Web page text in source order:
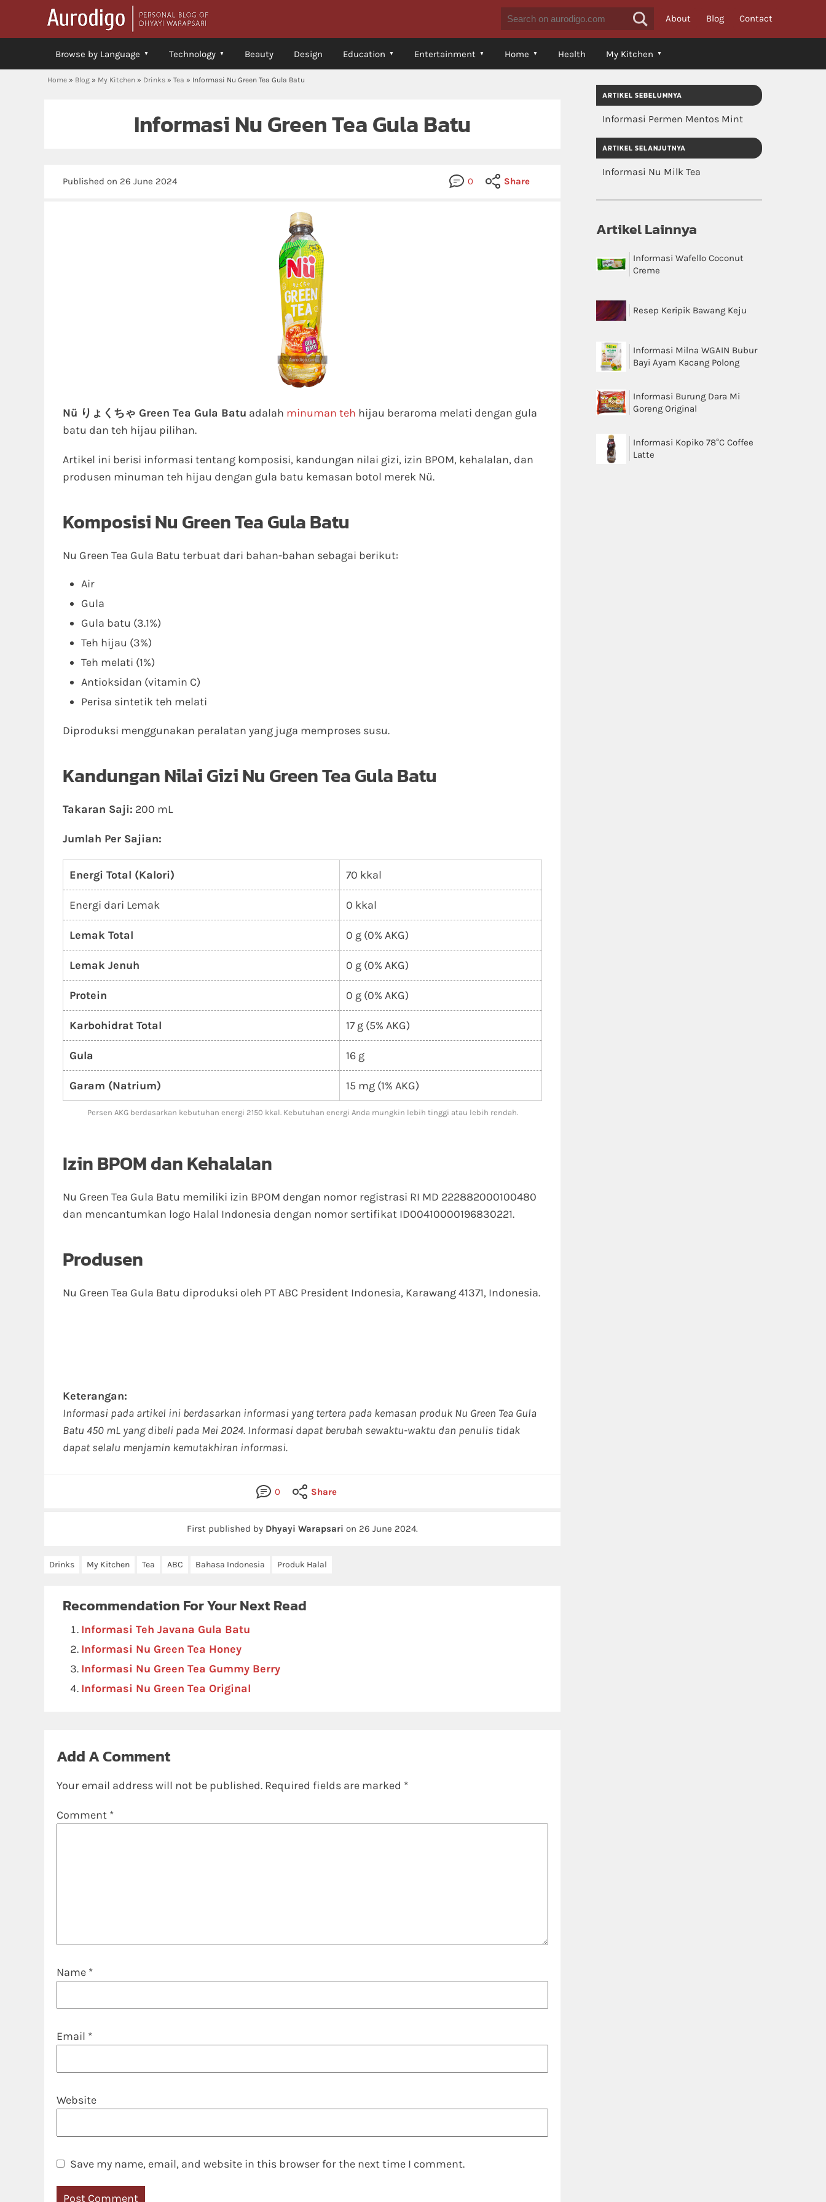
About Blog Contact
Browse by Language Technology Beauty Design Education Entertainment Home Health My Kitchen
Home » Blog » My Kitchen » Drinks » Tea » Informasi Nu Green Tea Gula Batu
Informasi Nu Green Tea Gula Batu
0 Share
Published on 26 June 2024
Nü りょくちゃ Green Tea Gula Batu adalah minuman teh hijau beraroma melati dengan gula
batu dan teh hijau pilihan.
Artikel ini berisi informasi tentang komposisi, kandungan nilai gizi, izin BPOM, kehalalan, dan
produsen minuman teh hijau dengan gula batu kemasan botol merek Nü.
Komposisi Nu Green Tea Gula Batu
Nu Green Tea Gula Batu terbuat dari bahan-bahan sebagai berikut:
Air
Gula
Gula batu (3.1%)
Teh hijau (3%)
Teh melati (1%)
Antioksidan (vitamin C)
Perisa sintetik teh melati
Diproduksi menggunakan peralatan yang juga memproses susu.
Kandungan Nilai Gizi Nu Green Tea Gula Batu
Takaran Saji: 200 mL
Jumlah Per Sajian:
Energi Total (Kalori) 70 kkal
Energi dari Lemak 0 kkal
Lemak Total 0 g (0% AKG)
Lemak Jenuh 0 g (0% AKG)
Protein 0 g (0% AKG)
Karbohidrat Total 17 g (5% AKG)
Gula 16 g
Garam (Natrium) 15 mg (1% AKG)
Persen AKG berdasarkan kebutuhan energi 2150 kkal. Kebutuhan energi Anda mungkin lebih tinggi atau lebih rendah.
Izin BPOM dan Kehalalan
Nu Green Tea Gula Batu memiliki izin BPOM dengan nomor registrasi RI MD 222882000100480
dan mencantumkan logo Halal Indonesia dengan nomor sertifikat ID00410000196830221.
Produsen
Nu Green Tea Gula Batu diproduksi oleh PT ABC President Indonesia, Karawang 41371, Indonesia.
Keterangan:
Informasi pada artikel ini berdasarkan informasi yang tertera pada kemasan produk Nu Green Tea Gula
Batu 450 mL yang dibeli pada Mei 2024. Informasi dapat berubah sewaktu-waktu dan penulis tidak
dapat selalu menjamin kemutakhiran informasi.
0 Share
First published by Dhyayi Warapsari on 26 June 2024.
Drinks My Kitchen Tea ABC Bahasa Indonesia Produk Halal
Recommendation For Your Next Read
Informasi Teh Javana Gula Batu
Informasi Nu Green Tea Honey
Informasi Nu Green Tea Gummy Berry
Informasi Nu Green Tea Original
Add A Comment
Your email address will not be published. Required fields are marked *
Comment *
Name *
Email *
Website
Save my name, email, and website in this browser for the next time I comment.
ARTIKEL SEBELUMNYA
Informasi Permen Mentos Mint
ARTIKEL SELANJUTNYA
Informasi Nu Milk Tea
Artikel Lainnya
Informasi Wafello Coconut
Creme
Resep Keripik Bawang Keju
Informasi Milna WGAIN Bubur
Bayi Ayam Kacang Polong
Informasi Burung Dara Mi
Goreng Original
Informasi Kopiko 78°C Coffee
Latte